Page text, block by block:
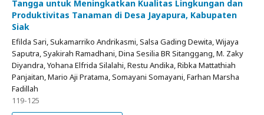
Tangga untuk Meningkatkan Kualitas Lingkungan dan
Produktivitas Tanaman di Desa Jayapura, Kabupaten
Siak
Efilda Sari, Sukamarriko Andrikasmi, Salsa Gading Dewita, Wijaya
Saputra, Syakirah Ramadhani, Dina Sesilia BR Sitanggang, M. Zaky
Diyandra, Yohana Elfrida Silalahi, Restu Andika, Ribka Mattathiah
Panjaitan, Mario Aji Pratama, Somayani Somayani, Farhan Marsha
Fadillah
119-125